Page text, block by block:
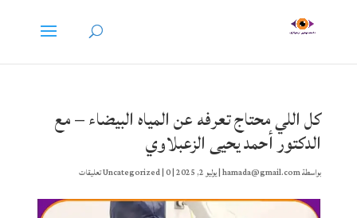
كل اللي محتاج تعرفه عن المياه البيضاء – مع
الدكتور أحمد يحيى الزعبلاوي
بواسطةhamada@gmail.com
|يوليو 2, 2025 |
Uncategorized|0 تعليقات